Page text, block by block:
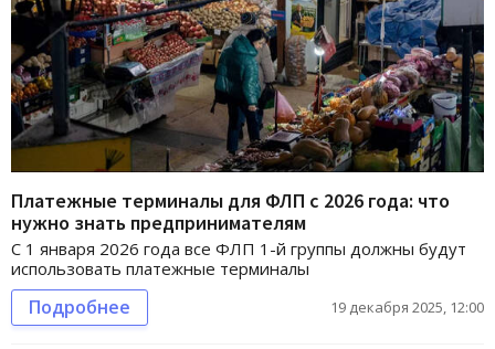
Платежные терминалы для ФЛП с 2026 года: что
нужно знать предпринимателям
С 1 января 2026 года все ФЛП 1-й группы должны будут
использовать платежные терминалы
Подробнее 19 декабря 2025, 12:00